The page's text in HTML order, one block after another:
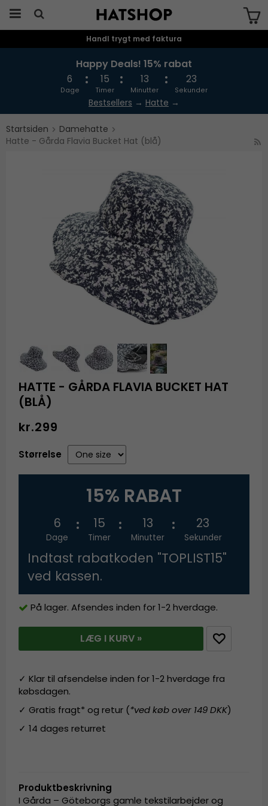
Produktet er blevet tilføjet til din
Handl trygt med faktura
Happy Deals! 15% rabat
6
Dage
15
Timer
13
Minutter
23
Sekunder
Bestsellers → Hatte →
Startsiden
Damehatte
Hatte - Gårda Flavia Bucket Hat (blå)
HATTE - GÅRDA FLAVIA BUCKET HAT
(BLÅ)
kr.299
Størrelse
15% RABAT
6
Dage
15
Timer
13
Minutter
23
Sekunder
Indtast rabatkoden "TOPLIST15"
ved kassen.
På lager. Afsendes inden for 1-2 hverdage.
LÆG I KURV »
✓ Klar til afsendelse inden for 1-2 hverdage fra
købsdagen.
✓ Gratis fragt* og retur (*ved køb over 149 DKK)
✓ 14 dages returret
Produktbeskrivning
I Gårda – Göteborgs gamle tekstilarbejder og